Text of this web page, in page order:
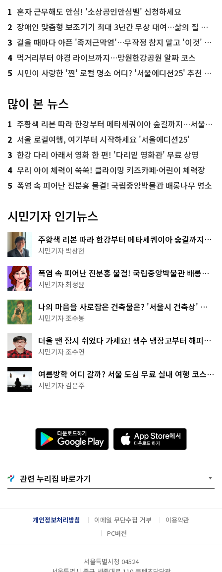
1 혼자 근무해도 안심! '소상공인안심벨' 신청하세요
2 장애인 맞춤형 보조기기 최대 3년간 무상 대여…삶의 질 높인다
3 걸을 때마다 아픈 '족저근막염'…무작정 참지 말고 '이것' 해보세요!
4 먹거리부터 야경 라이브까지…망원한강공원 알짜 코스
5 시민이 사랑한 '찐' 로컬 명소 어디? '서울에디션25' 추천 코스
많이 본 뉴스
1 주황색 리본 따라 한강부터 메타세쿼이아 숲길까지…서울둘레길 15코스
2 서울 로컬여행, 여기부터 시작하세요 '서울에디션25'
3 한강 다리 아래서 영화 한 편! '다리밑 영화관' 무료 상영
4 우리 아이 체력이 쑥쑥! 클라이밍 키즈카페·어린이 체력장
5 폭염 속 피어난 진분홍 물결! 국립중앙박물관 배롱나무 명소
시민기자 인기뉴스
주황색 리본 따라 한강부터 메타세쿼이아 숲길까지…
서울둘레길 15코스
시민기자 박상현
폭염 속 피어난 진분홍 물결! 국립중앙박물관 배롱나
무 명소
시민기자 최정윤
나의 마음을 사로잡은 건축물은? '서울시 건축상' 수
상작 공개!
시민기자 조수봉
더울 땐 잠시 쉬었다 가세요! 생수 냉장고부터 해피소
·무더위쉼터까지
시민기자 조수연
여름방학 어디 갈까? 서울 도심 무료 실내 여행 코스
추천
시민기자 김은주
다
운
로
기
G
o
g
l
e
A
p
p
e
서
다
운
관련 누리집 바로가기
개인정보처리방침 이메일 무단수집 거부
이용약관
PC버전
서울특별시청 04524